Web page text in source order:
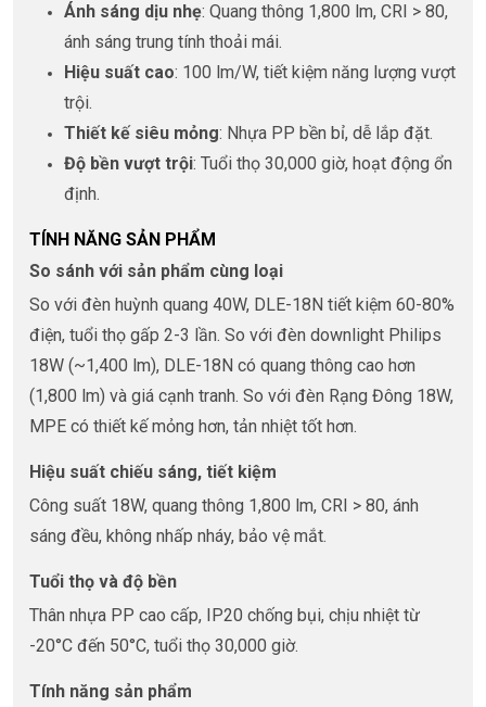
Ánh sáng dịu nhẹ: Quang thông 1,800 lm, CRI > 80,
ánh sáng trung tính thoải mái.
Hiệu suất cao: 100 lm/W, tiết kiệm năng lượng vượt
trội.
Thiết kế siêu mỏng: Nhựa PP bền bỉ, dễ lắp đặt.
Độ bền vượt trội: Tuổi thọ 30,000 giờ, hoạt động ổn
định.
TÍNH NĂNG SẢN PHẨM
So sánh với sản phẩm cùng loại
So với đèn huỳnh quang 40W, DLE-18N tiết kiệm 60-80%
điện, tuổi thọ gấp 2-3 lần. So với đèn downlight Philips
18W (~1,400 lm), DLE-18N có quang thông cao hơn
(1,800 lm) và giá cạnh tranh. So với đèn Rạng Đông 18W,
MPE có thiết kế mỏng hơn, tản nhiệt tốt hơn.
Hiệu suất chiếu sáng, tiết kiệm
Công suất 18W, quang thông 1,800 lm, CRI > 80, ánh
sáng đều, không nhấp nháy, bảo vệ mắt.
Tuổi thọ và độ bền
Thân nhựa PP cao cấp, IP20 chống bụi, chịu nhiệt từ
-20°C đến 50°C, tuổi thọ 30,000 giờ.
Tính năng sản phẩm